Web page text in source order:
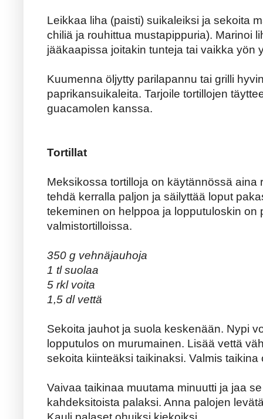
Leikkaa liha (paisti) suikaleiksi ja sekoita
chiliä ja rouhittua mustapippuria). Marinoi
jääkaapissa joitakin tunteja tai vaikka yön
Kuumenna öljytty parilapannu tai grilli
paprikansuikaleita. Tarjoile tortillojen
guacamolen kanssa.
Tortillat
Meksikossa tortilloja on käytännössä aina
tehdä kerralla paljon ja säilyttää loput
tekeminen on helppoa ja lopputuloskin on
valmistortilloissa.
350 g vehnäjauhoja
1 tl suolaa
5 rkl voita
1,5 dl vettä
Sekoita jauhot ja suola keskenään. Nypi
lopputulos on murumainen. Lisää vettä
sekoita kiinteäksi taikinaksi. Valmis
Vaivaa taikinaa muutama minuutti ja jaa
kahdeksitoista palaksi. Anna palojen